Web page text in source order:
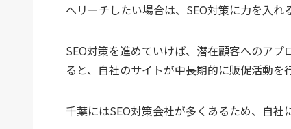
へリーチしたい場合は、SEO対策に力を入れ
SEO対策を進めていけば、潜在顧客へのア
ると、自社のサイトが中長期的に販促活動を
千葉にはSEO対策会社が多くあるため、自社